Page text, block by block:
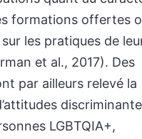
formations offertes
les pratiques de
et al., 2017). Des
par ailleurs relevé la
LGBTQIA+,